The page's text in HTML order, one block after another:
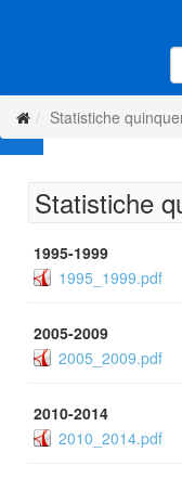
Statistiche
Statistiche
1995-1999
1995_1999.pdf
2005-2009
2005_2009.pdf
2010-2014
2010_2014.pdf